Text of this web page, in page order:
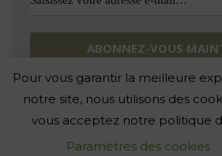
Avec nous, pas d’indésirable. Vous
vous le souhaitez.
Pour vous garantir la meilleure
notre site, nous utilisons des
vous acceptez notre politique
Paramètres des cookies